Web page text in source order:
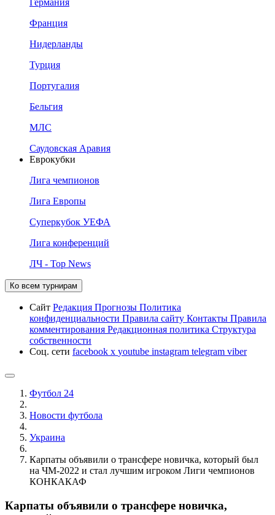
Германия
Франция
Нидерланды
Турция
Португалия
Бельгия
МЛС
Саудовская Аравия
Еврокубки
Лига чемпионов
Лига Европы
Суперкубок УЕФА
Лига конференций
ЛЧ - Top News
Ко всем турнирам
Сайт Редакция Прогнозы Политика
конфиденциальности Правила сайту Контакты Правила
комментирования Редакционная политика Структура
собственности
Соц. сети facebook x youtube instagram telegram viber
Футбол 24
Новости футбола
Украина
Карпаты объявили о трансфере новичка, который был
на ЧМ-2022 и стал лучшим игроком Лиги чемпионов
КОНКАКАФ
Карпаты объявили о трансфере новичка,